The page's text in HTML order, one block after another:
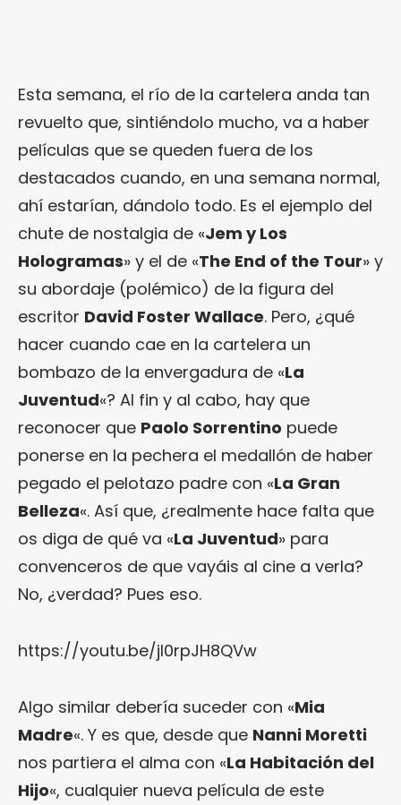
Esta semana, el río de la cartelera anda tan
revuelto que, sintiéndolo mucho, va a haber
películas que se queden fuera de los
destacados cuando, en una semana normal,
ahí estarían, dándolo todo. Es el ejemplo del
chute de nostalgia de «Jem y Los
Hologramas» y el de «The End of the Tour» y
su abordaje (polémico) de la figura del
escritor David Foster Wallace. Pero, ¿qué
hacer cuando cae en la cartelera un
bombazo de la envergadura de «La
Juventud«? Al fin y al cabo, hay que
reconocer que Paolo Sorrentino puede
ponerse en la pechera el medallón de haber
pegado el pelotazo padre con «La Gran
Belleza«. Así que, ¿realmente hace falta que
os diga de qué va «La Juventud» para
convenceros de que vayáis al cine a verla?
No, ¿verdad? Pues eso.
https://youtu.be/jl0rpJH8QVw
Algo similar debería suceder con «Mia
Madre«. Y es que, desde que Nanni Moretti
nos partiera el alma con «La Habitación del
Hijo«, cualquier nueva película de este